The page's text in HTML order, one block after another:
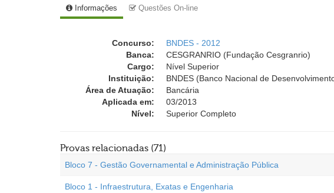
Informações Questões On-line
Concurso:
BNDES - 2012
Banca:
CESGRANRIO (Fundação Cesgranrio)
Cargo:
Nível Superior
Instituição:
BNDES (Banco Nacional de
Área de Atuação:
Bancária
Aplicada em:
03/2013
Nível:
Superior Completo
Provas relacionadas (71)
Bloco 7 - Gestão Governamental e Administração Pública
Bloco 1 - Infraestrutura, Exatas e Engenharia